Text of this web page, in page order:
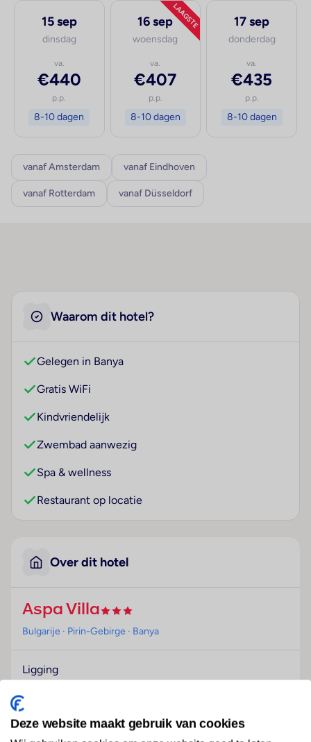
15 sep
dinsdag
va.
€440
p.p.
8-10 dagen
LAAGSTE
16 sep
woensdag
va.
€407
p.p.
8-10 dagen
17 sep
donderdag
va.
€435
p.p.
8-10 dagen
vanaf Amsterdam vanaf Eindhoven
vanaf Rotterdam vanaf Düsseldorf
Waarom dit hotel?
Gelegen in Banya
Gratis WiFi
Kindvriendelijk
Zwembad aanwezig
Spa & wellness
Restaurant op locatie
Over dit hotel
Aspa Villa
Bulgarije · Pirin-Gebirge · Banya
Ligging
Hotelfaciliteiten
Het vriendelijke personeel aan de receptie is graag bij
Deze website maakt gebruik van cookies